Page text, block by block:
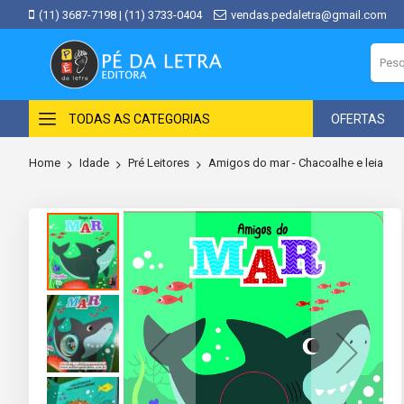
(11) 3687-7198 | (11) 3733-0404 vendas.pedaletra@gmail.com
TODAS AS CATEGORIAS OFERTAS
Home Idade Pré Leitores Amigos do mar - Chacoalhe e leia
Skip
to
the
end
of
the
images
gallery